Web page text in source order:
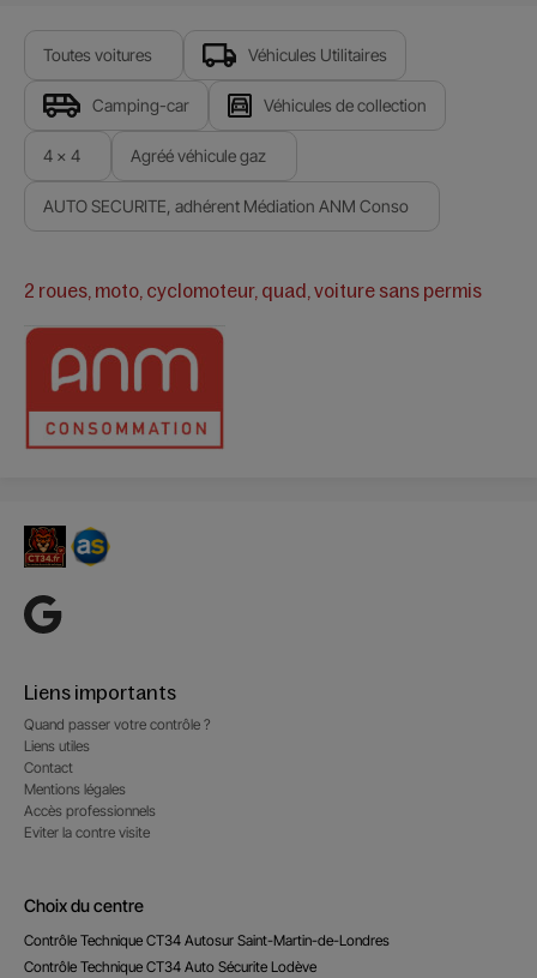
Toutes voitures Véhicules Utilitaires
Camping-car Véhicules de collection
4 x 4 Agréé véhicule gaz
AUTO SECURITE, adhérent Médiation ANM Conso
2 roues, moto, cyclomoteur, quad, voiture sans permis
Liens importants
Quand passer votre contrôle ?
Liens utiles
Contact
Mentions légales
Accès professionnels
Eviter la contre visite
Choix du centre
Contrôle Technique CT34 Autosur Saint-Martin-de-Londres
Contrôle Technique CT34 Auto Sécurite Lodève